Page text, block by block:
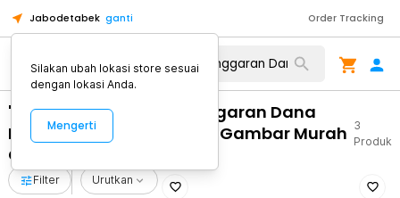
Jabodetabek ganti Order Tracking
"WA 0859 3970 0884 Anggaran Dana
Pemasangan Plafon PVC Gambar Murah
Gunungpati Semarang"
3
Produk
Filter Urutkan
Silakan ubah lokasi store sesuai
dengan lokasi Anda.
Mengerti